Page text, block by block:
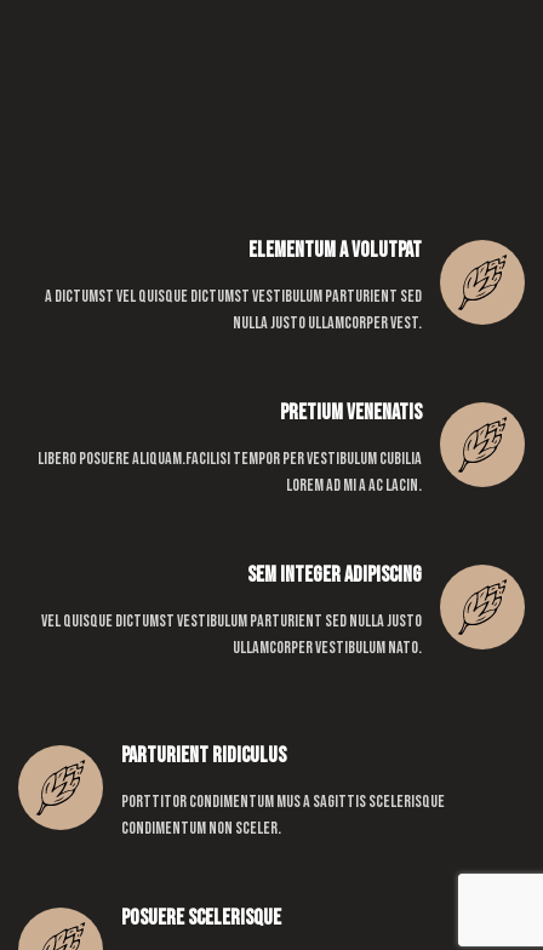
Elementum a volutpat
A dictumst vel quisque dictumst vestibulum parturient sed
nulla justo ullamcorper vest.
Pretium venenatis
Libero posuere aliquam.Facilisi tempor per vestibulum cubilia
lorem ad mi a ac lacin.
Sem integer adipiscing
Vel quisque dictumst vestibulum parturient sed nulla justo
ullamcorper vestibulum nato.
Parturient ridiculus
Porttitor condimentum mus a sagittis scelerisque
condimentum non sceler.
Posuere scelerisque